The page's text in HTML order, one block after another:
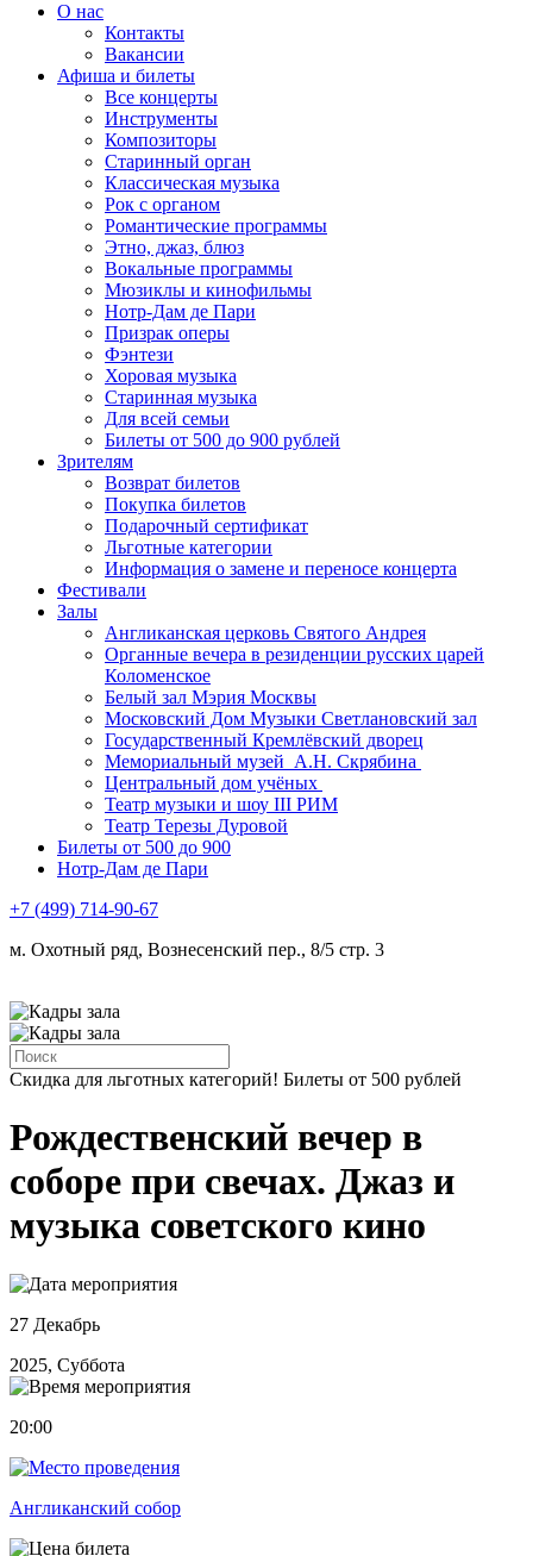
О нас
Контакты
Вакансии
Афиша и билеты
Все концерты
Инструменты
Композиторы
Старинный орган
Классическая музыка
Рок с органом
Романтические программы
Этно, джаз, блюз
Вокальные программы
Мюзиклы и кинофильмы
Нотр-Дам де Пари
Призрак оперы
Фэнтези
Хоровая музыка
Старинная музыка
Для всей семьи
Билеты от 500 до 900 рублей
Зрителям
Возврат билетов
Покупка билетов
Подарочный сертификат
Льготные категории
Информация о замене и переносе концерта
Фестивали
Залы
Англиканская церковь Святого Андрея
Органные вечера в резиденции русских царей
Коломенское
Белый зал Мэрия Москвы
Московский Дом Музыки Светлановский зал
Государственный Кремлёвский дворец
Мемориальный музей А.Н. Скрябина
Центральный дом учёных
Театр музыки и шоу III РИМ
Театр Терезы Дуровой
Билеты от 500 до 900
Нотр-Дам де Пари
+7 (499) 714-90-67
м. Охотный ряд, Вознесенский пер., 8/5 стр. 3
Скидка для льготных категорий! Билеты от 500 рублей
Рождественский вечер в
соборе при свечах. Джаз и
музыка советского кино
27 Декабрь
2025, Суббота
20:00
Англиканский собор